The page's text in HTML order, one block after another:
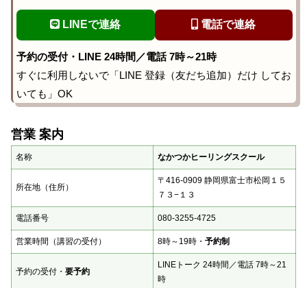
LINEで連絡 電話で連絡
予約の受付・LINE 24時間／電話 7時～21時
すぐに利用しないで「LINE 登録（友だち追加）だけ してお
いても」OK
営業 案内
名称 なかつかヒーリングスクール
所在地（住所）
〒416-0909 静岡県富士市松岡１５
７３−１３
電話番号 080-3255-4725
営業時間（講習の受付） 8時～19時・ 予約制
予約の受付・ 要予約
LINEトーク 24時間／電話 7時～21
時